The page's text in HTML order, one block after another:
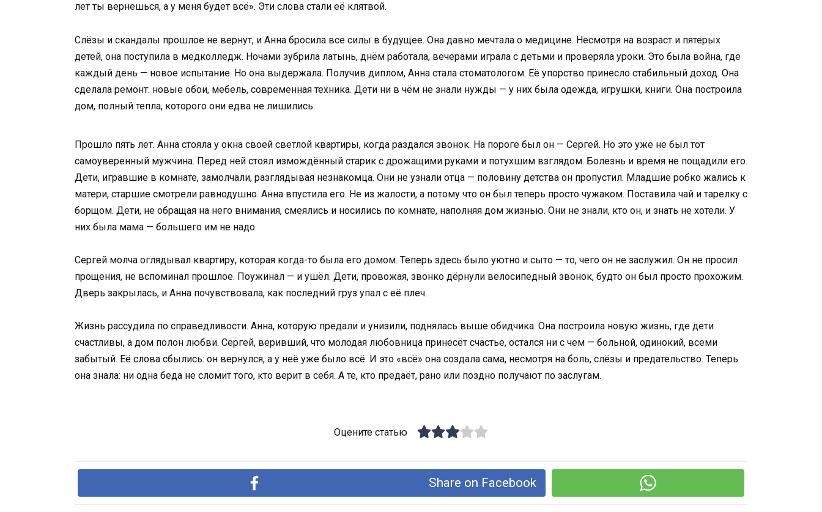
лет ты вернешься, а у меня будет всё». Эти слова стали её клятвой.
Слёзы и скандалы прошлое не вернут, и Анна бросила все силы в будущее. Она давно мечтала о медицине. Несмотря на возраст и пятерых
детей, она поступила в медколледж. Ночами зубрила латынь, днём работала, вечерами играла с детьми и проверяла уроки. Это была война, где
каждый день — новое испытание. Но она выдержала. Получив диплом, Анна стала стоматологом. Её упорство принесло стабильный доход. Она
сделала ремонт: новые обои, мебель, современная техника. Дети ни в чём не знали нужды — у них была одежда, игрушки, книги. Она построила
дом, полный тепла, которого они едва не лишились.
Прошло пять лет. Анна стояла у окна своей светлой квартиры, когда раздался звонок. На пороге был он — Сергей. Но это уже не был тот
самоуверенный мужчина. Перед ней стоял измождённый старик с дрожащими руками и потухшим взглядом. Болезнь и время не пощадили его.
Дети, игравшие в комнате, замолчали, разглядывая незнакомца. Они не узнали отца — половину детства он пропустил. Младшие робко жались к
матери, старшие смотрели равнодушно. Анна впустила его. Не из жалости, а потому что он был теперь просто чужаком. Поставила чай и тарелку с
борщом. Дети, не обращая на него внимания, смеялись и носились по комнате, наполняя дом жизнью. Они не знали, кто он, и знать не хотели. У
них была мама — большего им не надо.
Сергей молча оглядывал квартиру, которая когда-то была его домом. Теперь здесь было уютно и сыто — то, чего он не заслужил. Он не просил
прощения, не вспоминал прошлое. Поужинал — и ушёл. Дети, провожая, звонко дёрнули велосипедный звонок, будто он был просто прохожим.
Дверь закрылась, и Анна почувствовала, как последний груз упал с её плеч.
Жизнь рассудила по справедливости. Анна, которую предали и унизили, поднялась выше обидчика. Она построила новую жизнь, где дети
счастливы, а дом полон любви. Сергей, веривший, что молодая любовница принесёт счастье, остался ни с чем — больной, одинокий, всеми
забытый. Её слова сбылись: он вернулся, а у неё уже было всё. И это «всё» она создала сама, несмотря на боль, слёзы и предательство. Теперь
она знала: ни одна беда не сломит того, кто верит в себя. А те, кто предаёт, рано или поздно получают по заслугам.
Оцените статью
Share on Facebook